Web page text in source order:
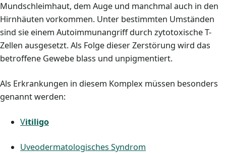
Mundschleimhaut, dem Auge und manchmal auch in den
Hirnhäuten vorkommen. Unter bestimmten Umständen
sind sie einem Autoimmunangriff durch zytotoxische T-
Zellen ausgesetzt. Als Folge dieser Zerstörung wird das
betroffene Gewebe blass und unpigmentiert.
Als Erkrankungen in diesem Komplex müssen besonders
genannt werden:
Vitiligo
Uveodermatologisches Syndrom